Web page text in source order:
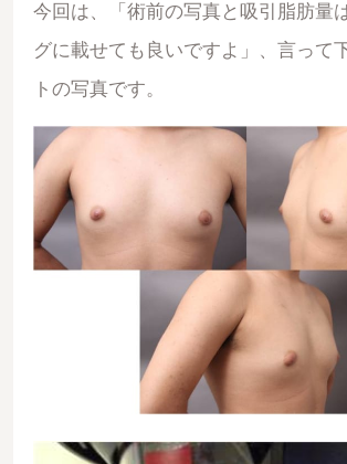
今回は、「術前の写真と吸引脂肪量
グに載せても良いですよ」、言って
トの写真です。